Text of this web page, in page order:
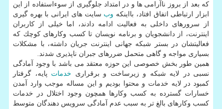
كه بعد از بروز ناآرامی ها و در امتداد جلوگیری از سوءاستفاده از این
ابزار ارتباطی اتفاق افتاد، بااینكه وب سایت های ایرانی با بهره گیری
از سرورهای داخلی به فعالیت ادامه دادند، اما خیلی از كاربران
اینترنت، از دانشجویان و برنامه نویسان تا كسب وكارهای كوچك كه
فعالیتشان در بستر شبكه جهانی اینترنت جریان داشته، با مشكلات
بسیاری مواجه و گاهی متحمل ضررهای جبران ناپذیری شدند.
همین طور بخش خصوصی این حوزه معتقد می باشد با وجود آمادگی
نسبی در لایه شبكه و زیرساخت و برقراری خدمات پایه، گرفتار
كمبود در لایه خدمات و محتوا بودیم و این مساله موجب وارد آمدن
خسارات گسترده به كسب وكارها همچون وجود اختلال در خدمات
كسب وكارهای بالغ تر به سبب عدم آمادگی سرویس دهندگان متوسط